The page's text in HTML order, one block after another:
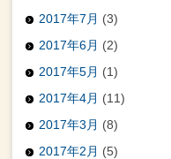
2017年7月 (3)
2017年6月 (2)
2017年5月 (1)
2017年4月 (11)
2017年3月 (8)
2017年2月 (5)